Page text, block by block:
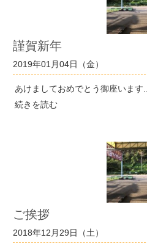
謹賀新年
2019年01月04日（金）
あけましておめでとう御座います...
続きを読む
ご挨拶
2018年12月29日（土）